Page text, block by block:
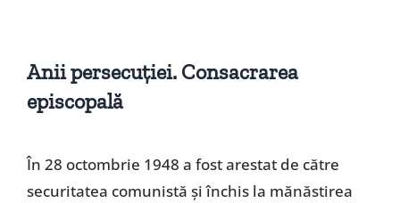
Anii persecuţiei. Consacrarea
episcopală
În 28 octombrie 1948 a fost arestat de către
securitatea comunistă şi închis la mănăstirea